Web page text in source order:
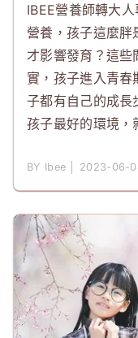
IBEE營養師轉大
營養，孩子這麼胖
才影響發育？這些
實，孩子進入青春
子都有自己的成長
孩子最好的環境，
BY Ibee │ 2023-06-